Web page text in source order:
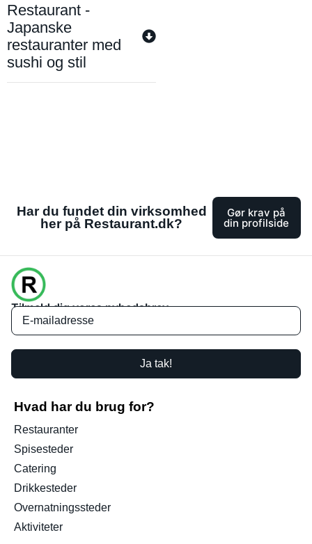
Restaurant -
Japanske
restauranter med
sushi og stil
Har du fundet din virksomhed
her på Restaurant.dk?
Gør krav på
din profilside
Tilmeld dig vores nyhedsbrev
Ja tak!
Hvad har du brug for?
Restauranter
Spisesteder
Catering
Drikkesteder
Overnatningssteder
Aktiviteter